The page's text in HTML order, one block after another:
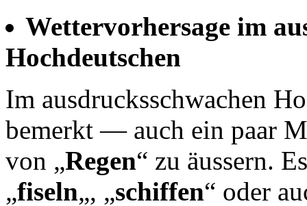
Wettervorhersage im
Hochdeutschen
Im ausdrucksschwachen
bemerkt — auch ein paar
von „Regen“ zu äussern.
„fiseln„, „schiffen“ oder